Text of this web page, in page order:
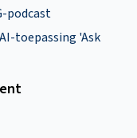
podcast
toepassing 'Ask